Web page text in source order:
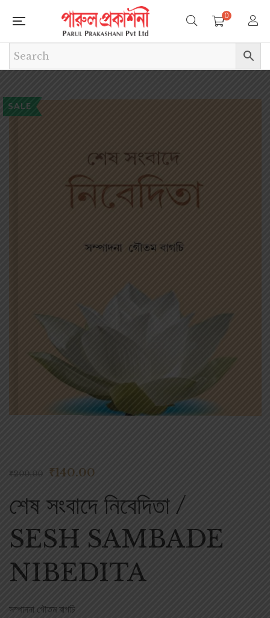
0
SALE
₹200.00 ₹140.00
শেষ সংবাদে নিবেদিতা /
SESH SAMBADE
NIBEDITA
সম্পাদনা গৌতম বাগচি